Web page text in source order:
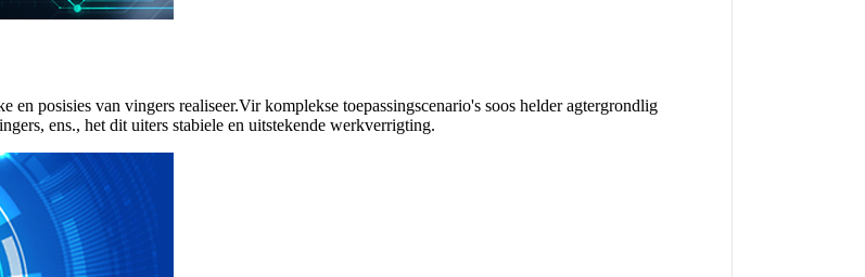
posisies van vingers realiseer.Vir komplekse toepassingscenario's soos helder agtergrondlig
ens., het dit uiters stabiele en uitstekende werkverrigting.